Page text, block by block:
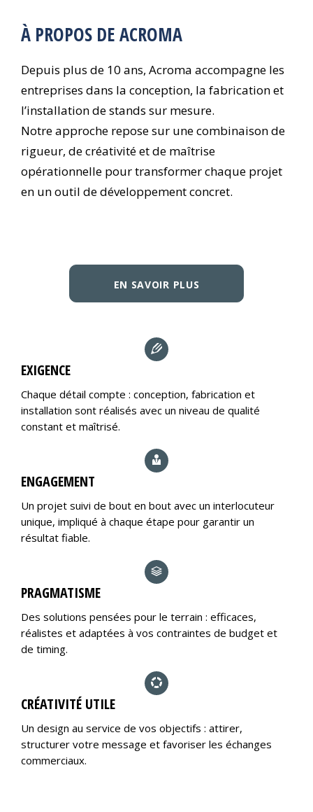
À PROPOS DE ACROMA
Depuis plus de 10 ans, Acroma accompagne les
entreprises dans la conception, la fabrication et
l’installation de stands sur mesure.
Notre approche repose sur une combinaison de
rigueur, de créativité et de maîtrise
opérationnelle pour transformer chaque projet
en un outil de développement concret.
EN SAVOIR PLUS
EXIGENCE
Chaque détail compte : conception, fabrication et
installation sont réalisés avec un niveau de qualité
constant et maîtrisé.
ENGAGEMENT
Un projet suivi de bout en bout avec un interlocuteur
unique, impliqué à chaque étape pour garantir un
résultat fiable.
PRAGMATISME
Des solutions pensées pour le terrain : efficaces,
réalistes et adaptées à vos contraintes de budget et
de timing.
CRÉATIVITÉ UTILE
Un design au service de vos objectifs : attirer,
structurer votre message et favoriser les échanges
commerciaux.